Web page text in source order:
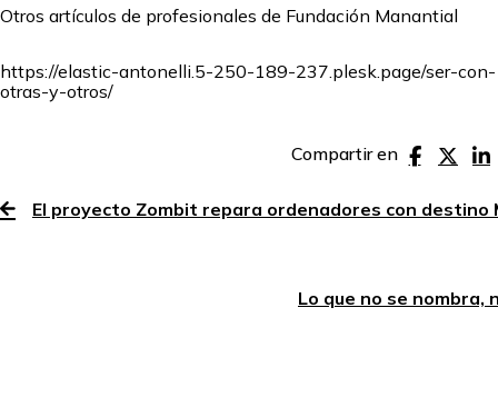
Otros artículos de profesionales de Fundación Manantial
https://elastic-antonelli.5-250-189-237.plesk.page/ser-con-
otras-y-otros/
Compartir en
El proyecto Zombit repara ordenadores con destino
Lo que no se nombra,